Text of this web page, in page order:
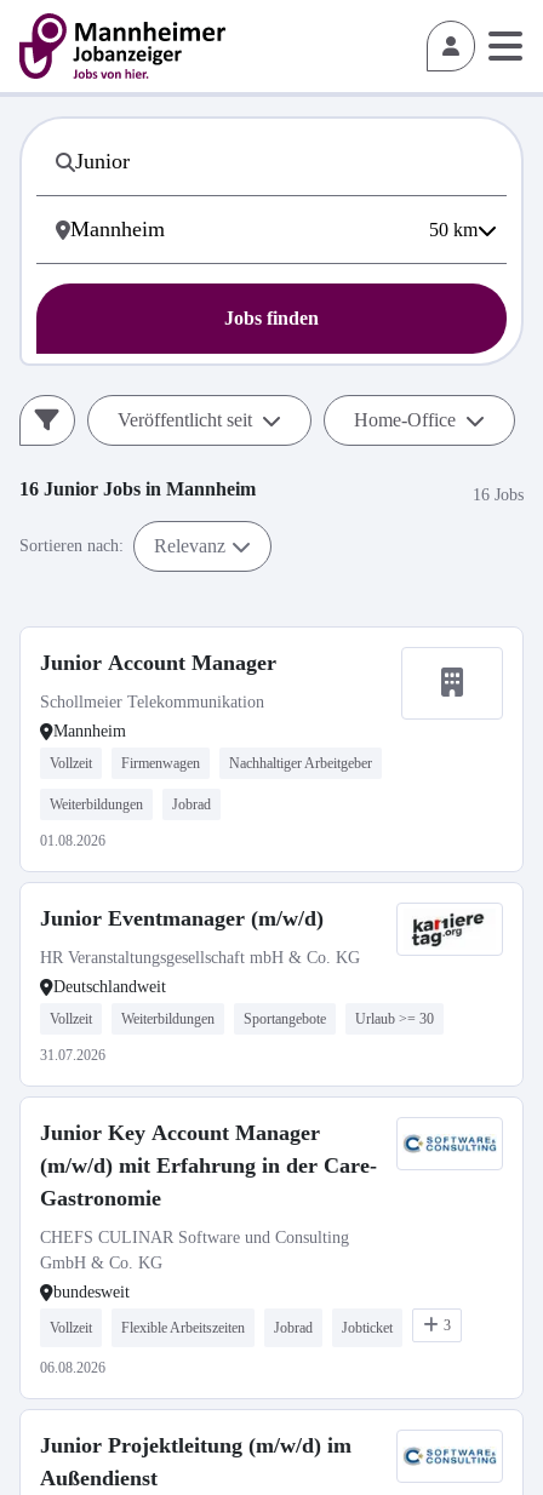
50 km
Jobs finden
Veröffentlicht seit Home-Office
16 Junior Jobs in Mannheim 16 Jobs
Sortieren nach: Relevanz
Junior Account Manager
Schollmeier Telekommunikation
Mannheim
Vollzeit Firmenwagen Nachhaltiger Arbeitgeber
Weiterbildungen Jobrad
01.08.2026
Junior Eventmanager (m/w/d)
HR Veranstaltungsgesellschaft mbH & Co. KG
Deutschlandweit
Vollzeit Weiterbildungen Sportangebote Urlaub >= 30
31.07.2026
Junior Key Account Manager
(m/w/d) mit Erfahrung in der Care-
Gastronomie
CHEFS CULINAR Software und Consulting
GmbH & Co. KG
bundesweit
Vollzeit Flexible Arbeitszeiten Jobrad Jobticket 3
06.08.2026
Junior Projektleitung (m/w/d) im
Außendienst